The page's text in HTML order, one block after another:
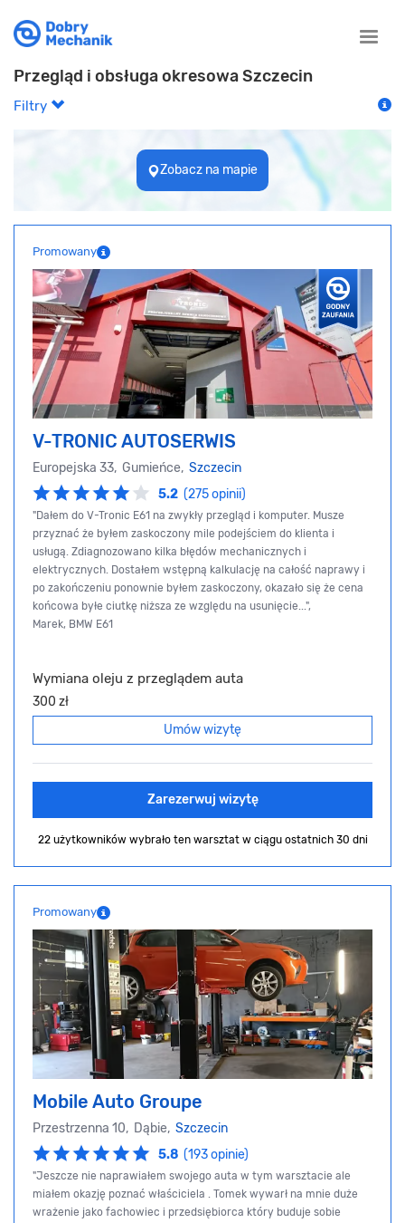
Toggle
Przegląd i obsługa okresowa Szczecin
Filtry
Zobacz na mapie
Promowany
V-TRONIC AUTOSERWIS
Europejska 33, Gumieńce, Szczecin
5.2 (275 opinii)
"Dałem do V-Tronic E61 na zwykły przegląd i komputer. Musze
przyznać że byłem zaskoczony mile podejściem do klienta i
usługą. Zdiagnozowano kilka błędów mechanicznych i
elektrycznych. Dostałem wstępną kalkulację na całość naprawy i
po zakończeniu ponownie byłem zaskoczony, okazało się że cena
końcowa byłe ciutkę niższa ze względu na usunięcie...",
Marek, BMW E61
Wymiana oleju z przeglądem auta
300 zł
Umów wizytę
Zarezerwuj wizytę
22 użytkowników wybrało ten warsztat w ciągu ostatnich 30 dni
Promowany
Mobile Auto Groupe
Przestrzenna 10, Dąbie, Szczecin
5.8 (193 opinie)
"Jeszcze nie naprawiałem swojego auta w tym warsztacie ale
miałem okazję poznać właściciela . Tomek wywarł na mnie duże
wrażenie jako fachowiec i przedsiębiorca który buduje sobie